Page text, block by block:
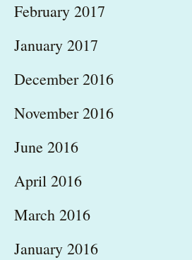
February 2017
January 2017
December 2016
November 2016
June 2016
April 2016
March 2016
January 2016